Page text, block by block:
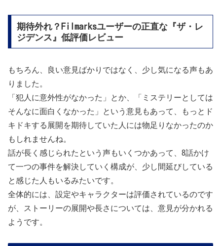
期待外れ？Filmarksユーザーの正直な『ザ・レ
ジデンス』低評価レビュー
もちろん、良い意見ばかりではなく、少し気になる声もあ
りました。
「犯人に意外性がなかった」とか、「ミステリーとしては
そんなに面白くなかった」という意見もあって、もっとド
キドキする展開を期待していた人には物足りなかったのか
もしれませんね。
話が長く感じられたという声もいくつかあって、8話かけ
て一つの事件を解決していく構成が、少し間延びしている
と感じた人もいるみたいです。
全体的には、設定やキャラクターは評価されているのです
が、ストーリーの展開や長さについては、意見が分かれる
ようです。